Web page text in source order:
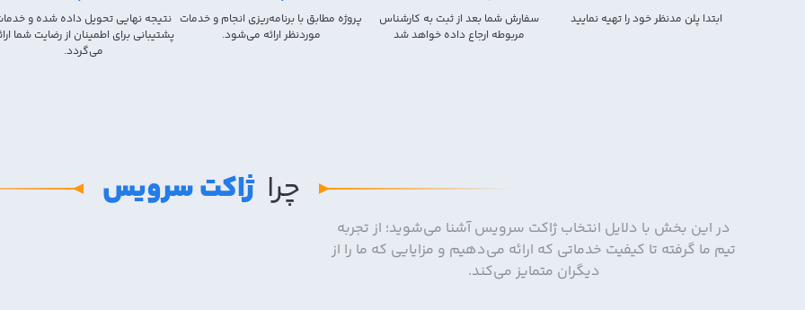
ابتدا پلن مدنظر خود را تهیه نمایید
سفارش شما بعد از ثبت به کارشناس
مربوطه ارجاع داده خواهد شد
پروژه مطابق با برنامه‌ریزی انجام و خدمات
موردنظر ارائه می‌شود.
نتیجه نهایی تحویل داده شده و
پشتیبانی برای اطمینان از رضایت شما
می‌گردد.
چراژاکت سرویس
در این بخش با دلایل انتخاب ژاکت سرویس آشنا می‌شوید؛ از تجربه
تیم ما گرفته تا کیفیت خدماتی که ارائه می‌دهیم و مزایایی که ما را از
دیگران متمایز می‌کند.